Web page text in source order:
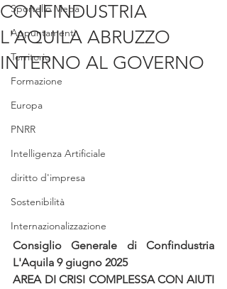
Sportello Mepa
Appuntamenti
Territorio
Formazione
Europa
PNRR
Intelligenza Artificiale
diritto d'impresa
Sostenibilità
Internazionalizzazione
CONFINDUSTRIA
L'AQUILA ABRUZZO
INTERNO AL GOVERNO
Consiglio Generale di Confindustria
L'Aquila 9 giugno 2025
AREA DI CRISI COMPLESSA CON AIUTI